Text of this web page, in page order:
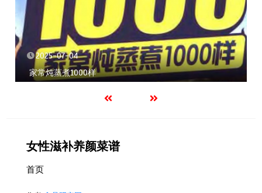
2025-07-04
家常炖蒸煮1000样
女性滋补养颜菜谱
首页